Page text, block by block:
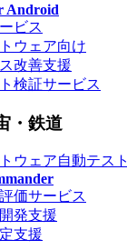
Android
ビス
ウェア向け
改善支援
検証サービス
・鉄道
ウェア自動テスト
価サービス
発支援
支援